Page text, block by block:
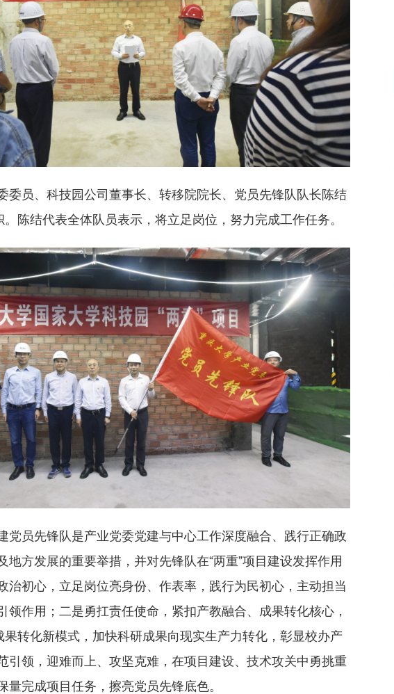
委员、科技园公司董事长、转移院院长、党员先锋队队长陈结
。陈结代表全体队员表示，将立足岗位，努力完成工作任务。
党员先锋队是产业党委党建与中心工作深度融合、践行正确政
地方发展的重要举措，并对先锋队在“两重”项目建设发挥作用
治初心，立足岗位亮身份、作表率，践行为民初心，主动担当
领作用；二是勇扛责任使命，紧扣产教融合、成果转化核心，
果转化新模式，加快科研成果向现实生产力转化，彰显校办产
引领，迎难而上、攻坚克难，在项目建设、技术攻关中勇挑重
量完成项目任务，擦亮党员先锋底色。